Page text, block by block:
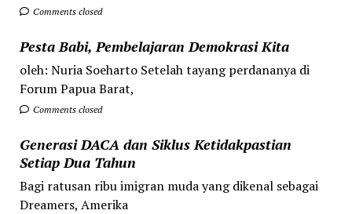
Comments closed
Pesta Babi, Pembelajaran Demokrasi Kita
oleh: Nuria Soeharto Setelah tayang perdananya di
Forum Papua Barat,
Comments closed
Generasi DACA dan Siklus Ketidakpastian
Setiap Dua Tahun
Bagi ratusan ribu imigran muda yang dikenal sebagai
Dreamers, Amerika